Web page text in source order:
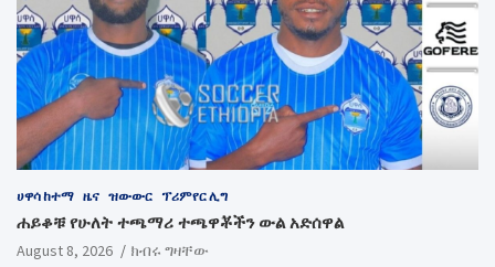
ሀዋሳ ከተማ ዜና ዝውውር ፕሪምየር ሊግ
ሐይቆቹ የሁለት ተጫማሪ ተጫዋቾችን ውል አድሰዋል
August 8, 2026 ክብሩ ግዛቸው